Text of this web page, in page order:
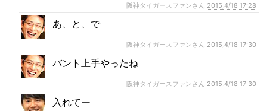
阪神タイガースファンさん 2015,4/18 17:28
あ、と、で
阪神タイガースファンさん 2015,4/18 17:30
バント上手やったね
阪神タイガースファンさん 2015,4/18 17:30
入れてー